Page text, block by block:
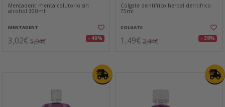
Mentadent menta colutorio sin
alcohol 300ml
MENTADENT
3,02€ 5,04€ - 40%
Colgate dentifrico herbal dentifrico
75ml
COLGATE
1,49€ 2,44€ - 39%